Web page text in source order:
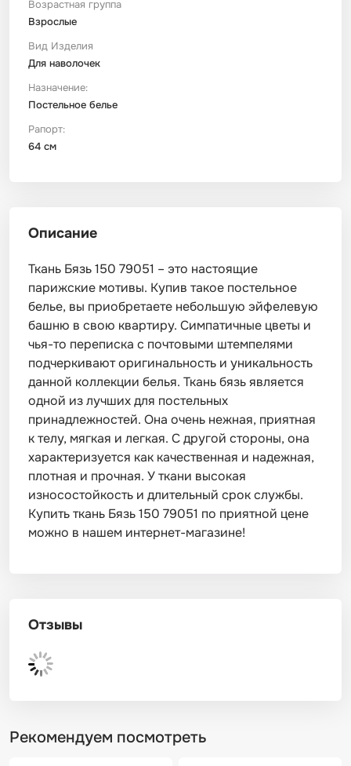
Возрастная группа
Взрослые
Вид Изделия
Для наволочек
Назначение:
Постельное белье
Рапорт:
64 см
Описание
Ткань Бязь 150 79051 – это настоящие
парижские мотивы. Купив такое постельное
белье, вы приобретаете небольшую эйфелевую
башню в свою квартиру. Симпатичные цветы и
чья-то переписка с почтовыми штемпелями
подчеркивают оригинальность и уникальность
данной коллекции белья. Ткань бязь является
одной из лучших для постельных
принадлежностей. Она очень нежная, приятная
к телу, мягкая и легкая. С другой стороны, она
характеризуется как качественная и надежная,
плотная и прочная. У ткани высокая
износостойкость и длительный срок службы.
Купить ткань Бязь 150 79051 по приятной цене
можно в нашем интернет-магазине!
Отзывы
Рекомендуем посмотреть